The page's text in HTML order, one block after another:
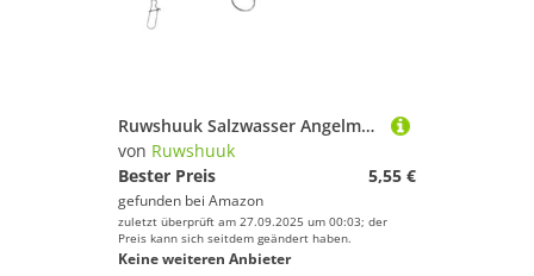
Ruwshuuk Salzwasser Angelmontagen,Angelhaken Montagen - Greifwerkzeug Haken Set Für Flussforelle Schnapper Pompano Barsch Küste
von Ruwshuuk
Bester Preis
5,55 €
gefunden bei Amazon
zuletzt überprüft am 27.09.2025 um 00:03; der
Preis kann sich seitdem geändert haben.
Keine weiteren Anbieter